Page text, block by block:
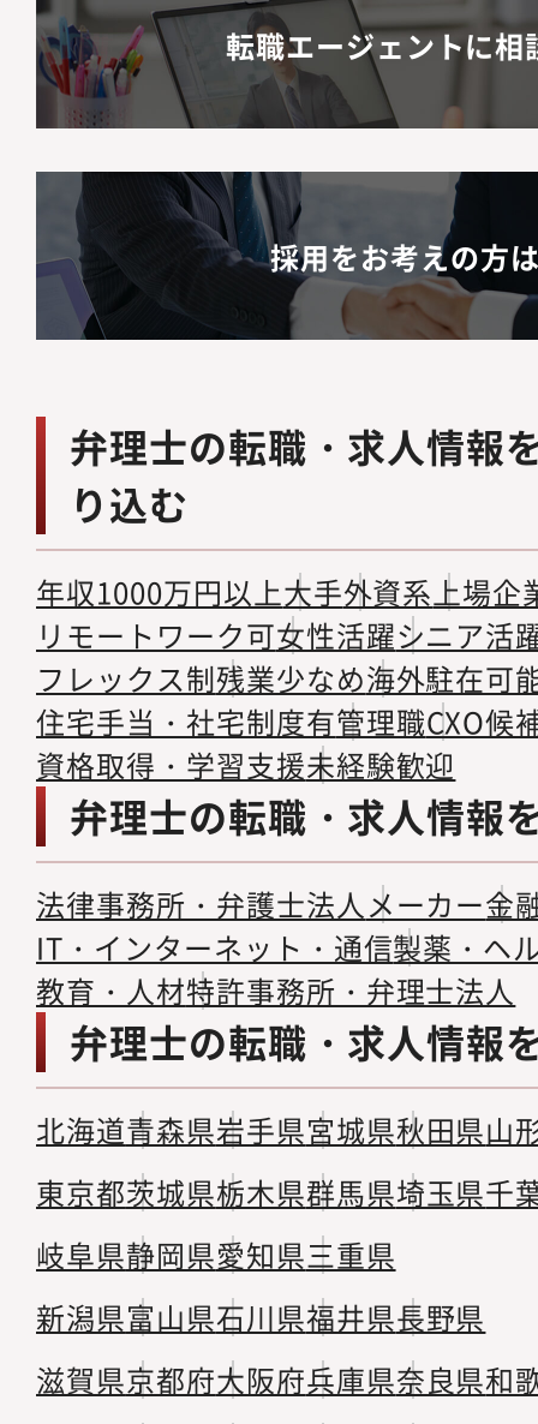
転職エージェントに相
採用をお考えの方
弁理士の転職・求人情報
り込む
年収1000万円以上大手外資系上場企
リモートワーク可女性活躍シニア活
フレックス制残業少なめ海外駐在可
住宅手当・社宅制度有管理職CXO候
資格取得・学習支援未経験歓迎
弁理士の転職・求人情報
法律事務所・弁護士法人メーカー金
IT・インターネット・通信製薬・ヘ
教育・人材特許事務所・弁理士法人
弁理士の転職・求人情報
北海道青森県岩手県宮城県秋田県山
東京都茨城県栃木県群馬県埼玉県千
岐阜県静岡県愛知県三重県
新潟県富山県石川県福井県長野県
滋賀県京都府大阪府兵庫県奈良県和